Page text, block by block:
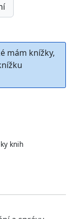
mám knížky,
knih